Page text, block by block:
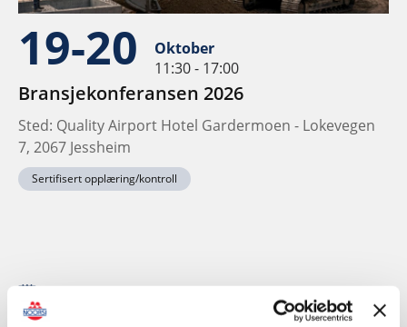
19-20
Oktober
11:30 - 17:00
Bransjekonferansen 2026
Sted: Quality Airport Hotel Gardermoen - Lokevegen
7, 2067 Jessheim
Sertifisert opplæring/kontroll
November